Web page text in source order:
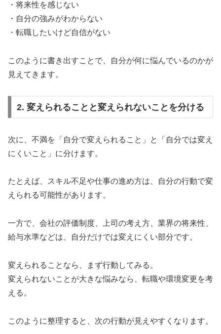
・将来性を感じない
・自分の強みがわからない
・転職したいけど自信がない
このように書き出すことで、自分が何に悩んでいるのかが
見えてきます。
2. 変えられることと変えられないことを分ける
次に、不満を「自分で変えられること」と「自分では変え
にくいこと」に分けます。
たとえば、スキル不足や仕事の進め方は、自分の行動で変
えられる可能性があります。
一方で、会社の評価制度、上司の考え方、業界の将来性、
給与水準などは、自分だけでは変えにくい部分です。
変えられることなら、まず行動してみる。
変えられないことが大きな悩みなら、転職や環境変更を考
える。
このように整理すると、次の行動が見えやすくなります。